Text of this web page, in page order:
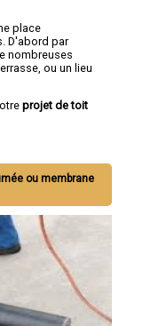
place
D'abord par
nombreuses
ou un lieu
projet de toit
ou membrane